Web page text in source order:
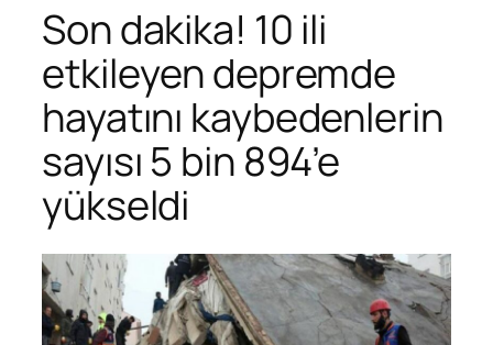
Son dakika! 10 ili
etkileyen depremde
hayatını kaybedenlerin
sayısı 5 bin 894’e
yükseldi